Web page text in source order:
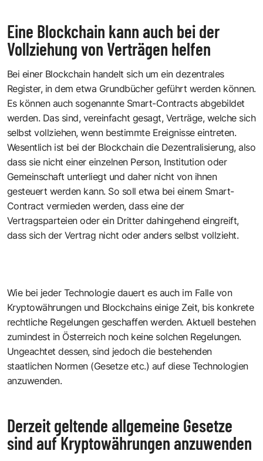
Eine Blockchain kann auch bei der
Vollziehung von Verträgen helfen
Bei einer Blockchain handelt sich um ein dezentrales
Register, in dem etwa Grundbücher geführt werden können.
Es können auch sogenannte Smart-Contracts abgebildet
werden. Das sind, vereinfacht gesagt, Verträge, welche sich
selbst vollziehen, wenn bestimmte Ereignisse eintreten.
Wesentlich ist bei der Blockchain die Dezentralisierung, also
dass sie nicht einer einzelnen Person, Institution oder
Gemeinschaft unterliegt und daher nicht von ihnen
gesteuert werden kann. So soll etwa bei einem Smart-
Contract vermieden werden, dass eine der
Vertragsparteien oder ein Dritter dahingehend eingreift,
dass sich der Vertrag nicht oder anders selbst vollzieht.
Wie bei jeder Technologie dauert es auch im Falle von
Kryptowährungen und Blockchains einige Zeit, bis konkrete
rechtliche Regelungen geschaffen werden. Aktuell bestehen
zumindest in Österreich noch keine solchen Regelungen.
Ungeachtet dessen, sind jedoch die bestehenden
staatlichen Normen (Gesetze etc.) auf diese Technologien
anzuwenden.
Derzeit geltende allgemeine Gesetze
sind auf Kryptowährungen anzuwenden